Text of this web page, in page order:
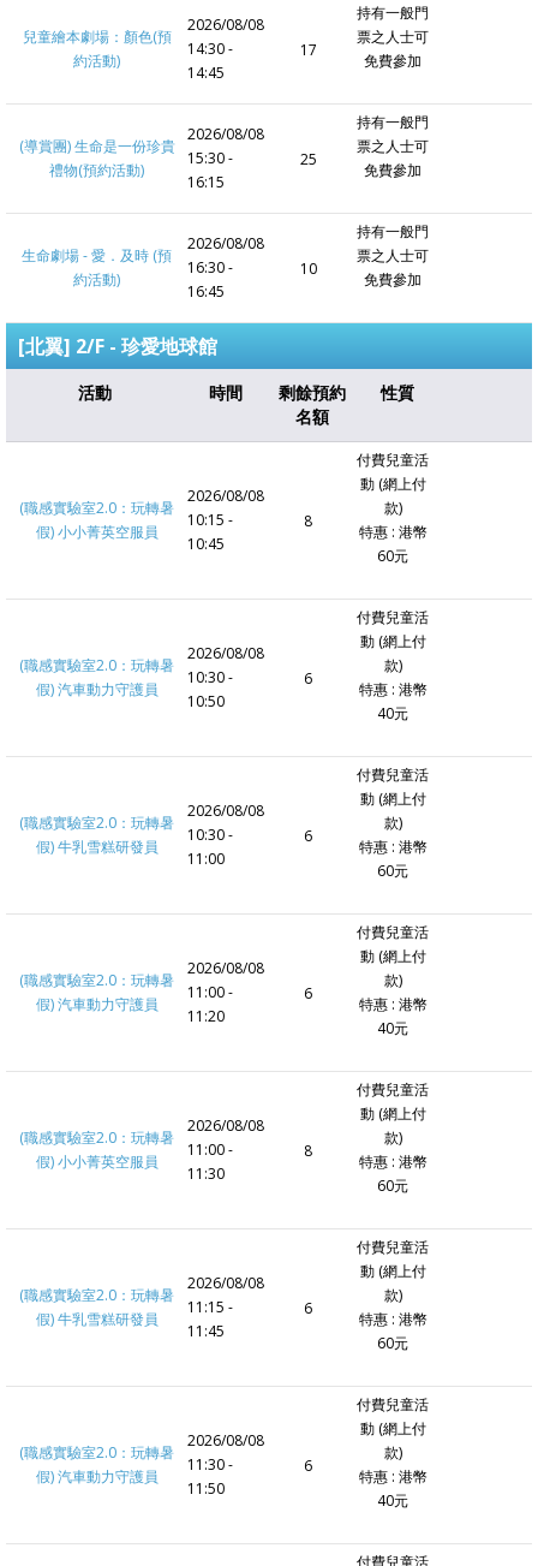
兒童繪本劇場：顏色(預
約活動)
2026/08/08
14:30 -
14:45
17
持有一般門
票之人士可
免費參加
(導賞團) 生命是一份珍貴
禮物(預約活動)
2026/08/08
15:30 -
16:15
25
持有一般門
票之人士可
免費參加
生命劇場 - 愛．及時 (預
約活動)
2026/08/08
16:30 -
16:45
10
持有一般門
票之人士可
免費參加
[北翼] 2/F - 珍愛地球館
活動 時間
剩餘預約
名額
性質
(職感實驗室2.0：玩轉暑
假) 小小菁英空服員
2026/08/08
10:15 -
10:45
8
付費兒童活
動 (網上付
款)
特惠 : 港幣
60元
(職感實驗室2.0：玩轉暑
假) 汽車動力守護員
2026/08/08
10:30 -
10:50
6
付費兒童活
動 (網上付
款)
特惠 : 港幣
40元
(職感實驗室2.0：玩轉暑
假) 牛乳雪糕研發員
2026/08/08
10:30 -
11:00
6
付費兒童活
動 (網上付
款)
特惠 : 港幣
60元
(職感實驗室2.0：玩轉暑
假) 汽車動力守護員
2026/08/08
11:00 -
11:20
6
付費兒童活
動 (網上付
款)
特惠 : 港幣
40元
(職感實驗室2.0：玩轉暑
假) 小小菁英空服員
2026/08/08
11:00 -
11:30
8
付費兒童活
動 (網上付
款)
特惠 : 港幣
60元
(職感實驗室2.0：玩轉暑
假) 牛乳雪糕研發員
2026/08/08
11:15 -
11:45
6
付費兒童活
動 (網上付
款)
特惠 : 港幣
60元
(職感實驗室2.0：玩轉暑
假) 汽車動力守護員
2026/08/08
11:30 -
11:50
6
付費兒童活
動 (網上付
款)
特惠 : 港幣
40元
付費兒童活